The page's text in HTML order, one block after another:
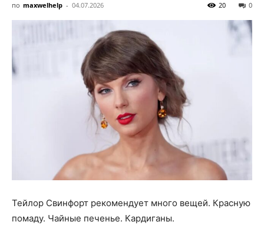
по maxwelhelp - 04.07.2026 0
20
Тейлор Свинфорт рекомендует много вещей. Красную
помаду. Чайные печенье. Кардиганы.